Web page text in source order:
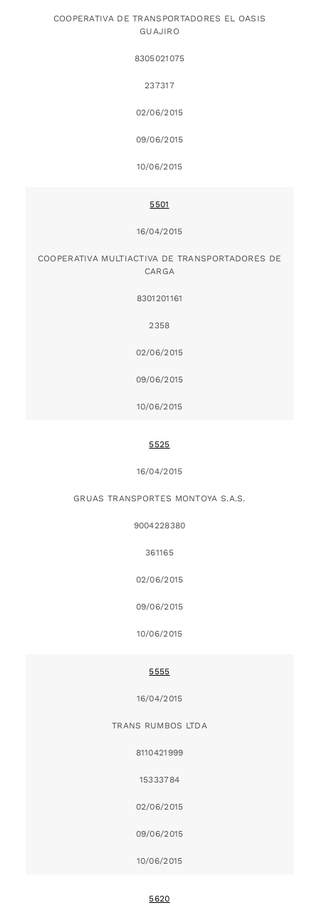
COOPERATIVA DE TRANSPORTADORES EL OASIS
GUAJIRO
8305021075
237317
02/06/2015
09/06/2015
10/06/2015
5501
16/04/2015
COOPERATIVA MULTIACTIVA DE TRANSPORTADORES DE
CARGA
8301201161
2358
02/06/2015
09/06/2015
10/06/2015
5525
16/04/2015
GRUAS TRANSPORTES MONTOYA S.A.S.
9004228380
361165
02/06/2015
09/06/2015
10/06/2015
5555
16/04/2015
TRANS RUMBOS LTDA
8110421999
15333784
02/06/2015
09/06/2015
10/06/2015
5620